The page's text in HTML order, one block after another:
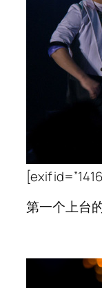
[exif
第一个上台